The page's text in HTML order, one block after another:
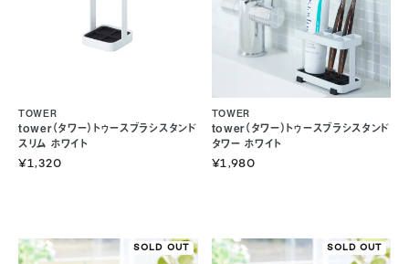
tower（タワー）トゥースブラシスタンド
スリム ホワイト
TOWER
¥1,320
tower（タワー）トゥースブラシスタンド
タワー ホワイト
TOWER
¥1,980
SOLD OUT SOLD OUT